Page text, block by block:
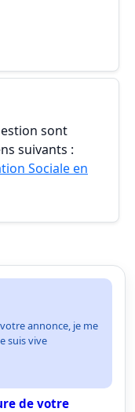
sont
suivants :
Sociale en
annonce, je me
suis vive
de votre